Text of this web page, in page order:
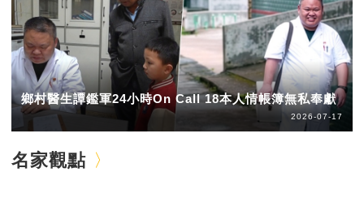
鄉村醫生譚鑑軍24小時On Call 18本人情帳簿無私奉獻
2026-07-17
名家觀點